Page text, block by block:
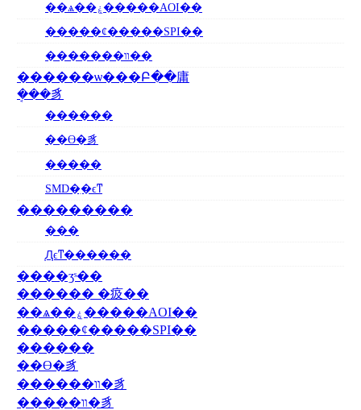
��ѧ��ۼ�����AOI��
�����ȼ�����SPI��
�������װ��
������ѡ���Բ��庸
�ܱ��豸
������
��ϴ�豸
�����
SMD�ִ�ϵͳ
���������
���
֧Ԯϵͳ������
����ӡˢ��
������ �㽺��
��ѧ��ۼ�����AOI��
�����ȼ�����SPI��
������
��ϴ�豸
������װ�豸
�����װ�豸